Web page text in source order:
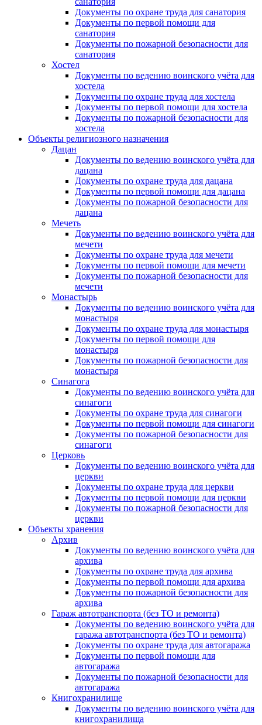
Документы по охране труда для санатория
Документы по первой помощи для
санатория
Документы по пожарной безопасности для
санатория
Хостел
Документы по ведению воинского учёта для
хостела
Документы по охране труда для хостела
Документы по первой помощи для хостела
Документы по пожарной безопасности для
хостела
Объекты религиозного назначения
Дацан
Документы по ведению воинского учёта для
дацана
Документы по охране труда для дацана
Документы по первой помощи для дацана
Документы по пожарной безопасности для
дацана
Мечеть
Документы по ведению воинского учёта для
мечети
Документы по охране труда для мечети
Документы по первой помощи для мечети
Документы по пожарной безопасности для
мечети
Монастырь
Документы по ведению воинского учёта для
монастыря
Документы по охране труда для монастыря
Документы по первой помощи для
монастыря
Документы по пожарной безопасности для
монастыря
Синагога
Документы по ведению воинского учёта для
синагоги
Документы по охране труда для синагоги
Документы по первой помощи для синагоги
Документы по пожарной безопасности для
синагоги
Церковь
Документы по ведению воинского учёта для
церкви
Документы по охране труда для церкви
Документы по первой помощи для церкви
Документы по пожарной безопасности для
церкви
Объекты хранения
Архив
Документы по ведению воинского учёта для
архива
Документы по охране труда для архива
Документы по первой помощи для архива
Документы по пожарной безопасности для
архива
Гараж автотранспорта (без ТО и ремонта)
Документы по ведению воинского учёта для
гаража автотранспорта (без ТО и ремонта)
Документы по охране труда для автогаража
Документы по первой помощи для
автогаража
Документы по пожарной безопасности для
автогаража
Книгохранилище
Документы по ведению воинского учёта для
книгохранилища